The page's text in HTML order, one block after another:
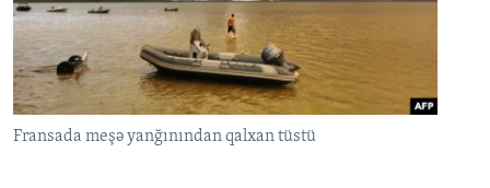
Fransada meşə yanğınından qalxan tüstü